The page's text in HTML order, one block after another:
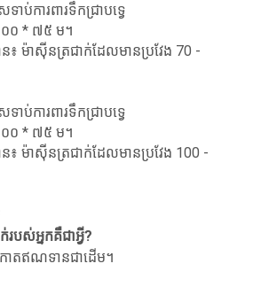
ាប់ការពារទឹកជ្រាបទ្វេ
០០ * ៧៥ ម។
៖ ម៉ាស៊ីនត្រជាក់ដែលមានប្រវែង 70 -
ាប់ការពារទឹកជ្រាបទ្វេ
០០ * ៧៥ ម។
៖ ម៉ាស៊ីនត្រជាក់ដែលមានប្រវែង 100 -
បស់អ្នកគឺជាអ្វី?
កាតឥណទានជាដើម។